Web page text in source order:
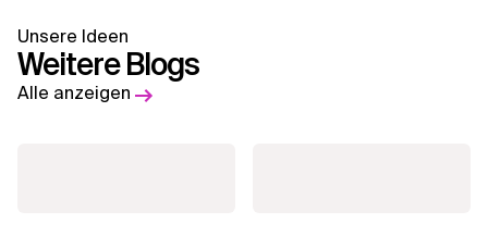
Unsere Ideen
Weitere Blogs
Alle anzeigen